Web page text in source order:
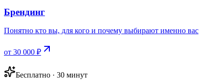
Брендинг
Понятно кто вы, для кого и почему выбирают именно вас
от 30 000 ₽
Бесплатно · 30 минут